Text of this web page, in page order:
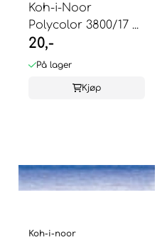
Koh-i-Noor
Polycolor 3800/17 ...
20,-
På lager
Kjøp
Koh-i-noor